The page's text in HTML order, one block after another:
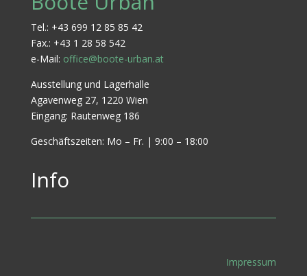
Tel.: +43 699 12 85 85 42
Fax.: +43 1 28 58 542
e-Mail: office@boote-urban.at
Ausstellung und Lagerhalle
Agavenweg 27, 1220 Wien
Eingang: Rautenweg 186
Geschäftszeiten: Mo – Fr. | 9:00 – 18:00
Info
Impressum